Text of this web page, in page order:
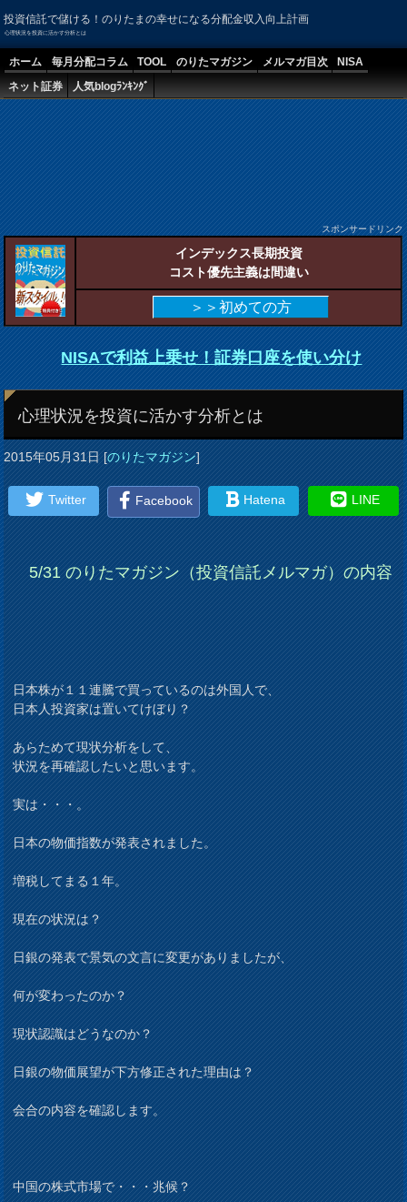
投資信託で儲ける！のりたまの幸せになる分配金収入向上計画
心理状況を投資に活かす分析とは
ホーム 毎月分配コラム TOOL のりたマガジン メルマガ目次
NISA
ネット証券
人気blogﾗﾝｷﾝｸﾞ
スポンサードリンク
インデックス長期投資
コスト優先主義は間違い
＞＞初めての方
NISAで利益上乗せ！証券口座を使い分け
心理状況を投資に活かす分析とは
2015年05月31日[のりたマガジン]
Twitter Facebook Hatena LINE
5/31 のりたマガジン（投資信託メルマガ）の内容
日本株が１１連騰で買っているのは外国人で、
日本人投資家は置いてけぼり？
あらためて現状分析をして、
状況を再確認したいと思います。
実は・・・。
日本の物価指数が発表されました。
増税してまる１年。
現在の状況は？
日銀の発表で景気の文言に変更がありましたが、
何が変わったのか？
現状認識はどうなのか？
日銀の物価展望が下方修正された理由は？
会合の内容を確認します。
中国の株式市場で・・・兆候？